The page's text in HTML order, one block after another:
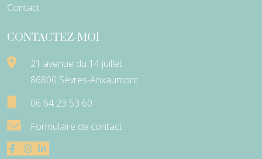
Contact
CONTACTEZ-MOI
21 avenue du 14 juillet
86800 Sèvres-Anxaumont
06 64 23 53 60
Formulaire de contact